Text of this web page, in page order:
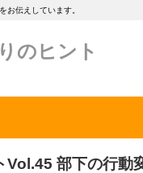
伝えしています。
のヒント
Vol.45 部下の行動